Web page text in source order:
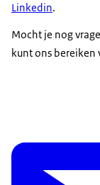
Linkedin.
Mocht je nog
kunt ons bereiken